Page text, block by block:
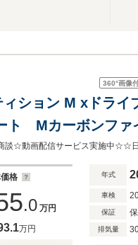
360°画像
ィション M xドラ
ト Mカーボンフ
ラス ハーマンカ
プレイ シートヒー
格
.0 万円
万円
年式
車検
保証
排気量